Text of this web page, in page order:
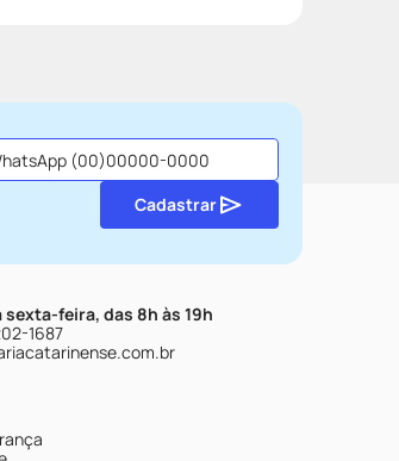
Cadastrar
sexta-feira, das 8h às 19h
1687